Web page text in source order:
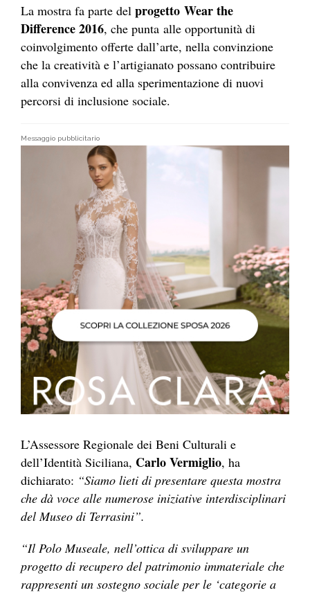
La mostra fa parte del progetto Wear the
Difference 2016, che punta alle opportunità di
coinvolgimento offerte dall’arte, nella convinzione
che la creatività e l’artigianato possano contribuire
alla convivenza ed alla sperimentazione di nuovi
percorsi di inclusione sociale.
Messaggio pubblicitario
L’Assessore Regionale dei Beni Culturali e
dell’Identità Siciliana, Carlo Vermiglio, ha
dichiarato: “Siamo lieti di presentare questa mostra
che dà voce alle numerose iniziative interdisciplinari
del Museo di Terrasini”.
“Il Polo Museale, nell’ottica di sviluppare un
progetto di recupero del patrimonio immateriale che
rappresenti un sostegno sociale per le ‘categorie a